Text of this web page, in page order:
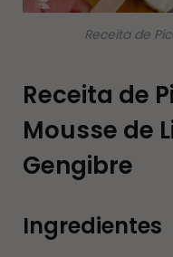
Receita de
Receita de
Mousse de
Gengibre
Ingredientes